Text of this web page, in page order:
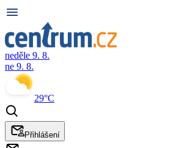
neděle 9. 8.
ne 9. 8.
29°C
Přihlášení